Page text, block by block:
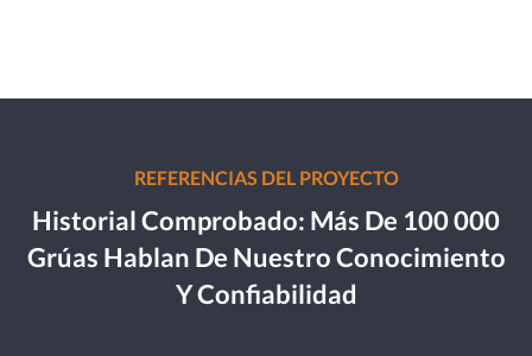
REFERENCIAS DEL PROYECTO
Historial Comprobado: Más De 100 000
Grúas Hablan De Nuestro Conocimiento
Y Confiabilidad